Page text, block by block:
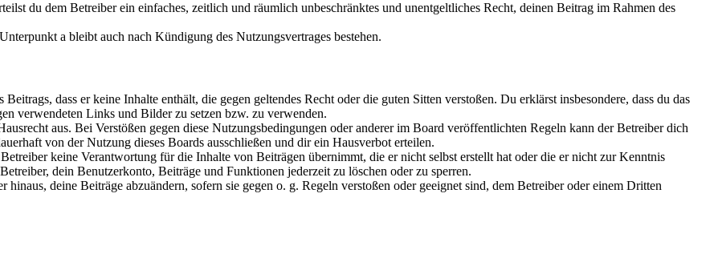
du dem Betreiber ein einfaches, zeitlich und räumlich unbeschränktes und unentgeltliches Recht, deinen Beitrag im Rahmen des
a bleibt auch nach Kündigung des Nutzungsvertrages bestehen.
dass er keine Inhalte enthält, die gegen geltendes Recht oder die guten Sitten verstoßen. Du erklärst insbesondere, dass du das
verwendeten Links und Bilder zu setzen bzw. zu verwenden.
aus. Bei Verstößen gegen diese Nutzungsbedingungen oder anderer im Board veröffentlichten Regeln kann der Betreiber dich
von der Nutzung dieses Boards ausschließen und dir ein Hausverbot erteilen.
keine Verantwortung für die Inhalte von Beiträgen übernimmt, die er nicht selbst erstellt hat oder die er nicht zur Kenntnis
dein Benutzerkonto, Beiträge und Funktionen jederzeit zu löschen oder zu sperren.
hinaus, deine Beiträge abzuändern, sofern sie gegen o. g. Regeln verstoßen oder geeignet sind, dem Betreiber oder einem Dritten